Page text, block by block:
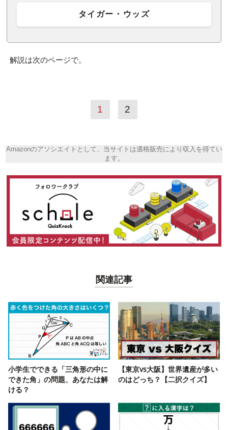
タイガー・ウッズ
解説は次のページで。
1 2
Amazonのアソシエイトとして、当サイトは適格販売により収入を得てい
ます。
関連記事
小学生でできる「三角形の中に
できた角」の問題、あなたは解
ける？
【東京vs大阪】世界遺産が多い
のはどっち？【二択クイズ】